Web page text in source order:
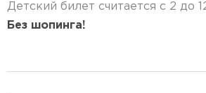
Детский билет считается с 2 до
Без шопинга!